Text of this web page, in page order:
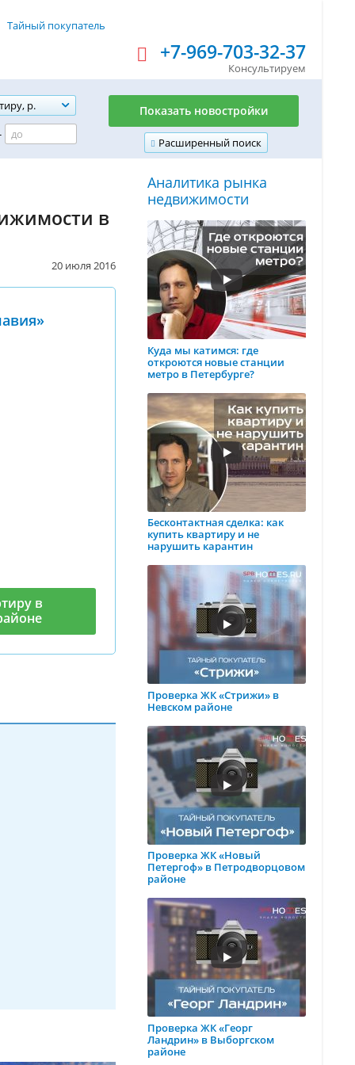
Тайный покупатель
+7-969-703-32-37
Консультируем
р.
Расширенный поиск
Показать новостройки
в
20 июля 2016
в
Аналитика рынка
недвижимости
Куда мы катимся: где
откроются новые станции
метро в Петербурге?
Бесконтактная сделка: как
купить квартиру и не
нарушить карантин
Проверка ЖК «Стрижи» в
Невском районе
Проверка ЖК «Новый
Петергоф» в Петродворцовом
районе
Проверка ЖК «Георг
Ландрин» в Выборгском
районе